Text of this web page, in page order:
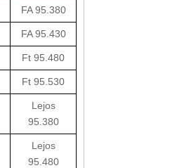
FA 95.380
FA 95.430
Ft 95.480
Ft 95.530
Lejos
95.380
Lejos
95.480